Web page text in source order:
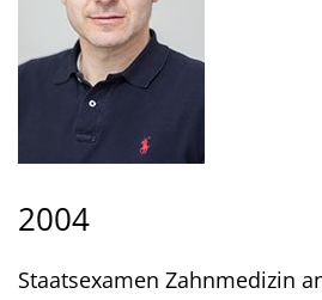
2004
Staatsexamen Zahnmedizin